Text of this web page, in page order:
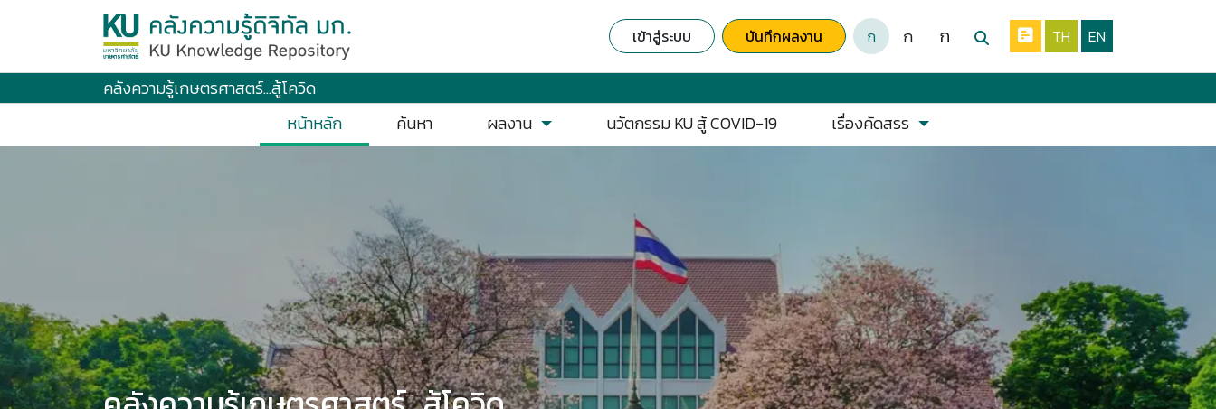
เข้าสู่ระบบ บันทึกผลงาน ก ก ก TH EN
คลังความรู้เกษตรศาสตร์...สู้โควิด
หน้าหลัก
ค้นหา ผลงาน นวัตกรรม KU สู้ COVID-19 เรื่องคัดสรร